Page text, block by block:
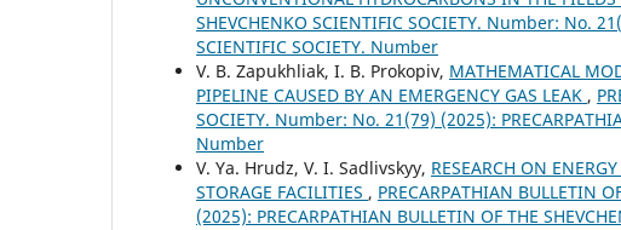
SHEVCHENKO SCIENTIFIC SOCIETY. Number: No.
SCIENTIFIC SOCIETY. Number
V. B. Zapukhliak, I. В. Prokopiv, MATHEMATICAL
PIPELINE CAUSED BY AN EMERGENCY GAS LEAK ,
SOCIETY. Number: No. 21(79) (2025):
Number
V. Ya. Hrudz, V. I. Sadlivskyy, RESEARCH ON
STORAGE FACILITIES , PRECARPATHIAN BULLETIN
(2025): PRECARPATHIAN BULLETIN OF THE